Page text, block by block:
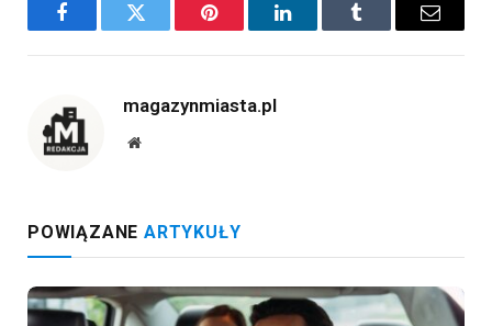
FacebookTwitter Pinterest LinkedInTumblr Email
magazynmiasta.pl
Website
POWIĄZANE ARTYKUŁY